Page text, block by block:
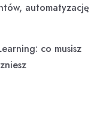
automatyzację
co musisz